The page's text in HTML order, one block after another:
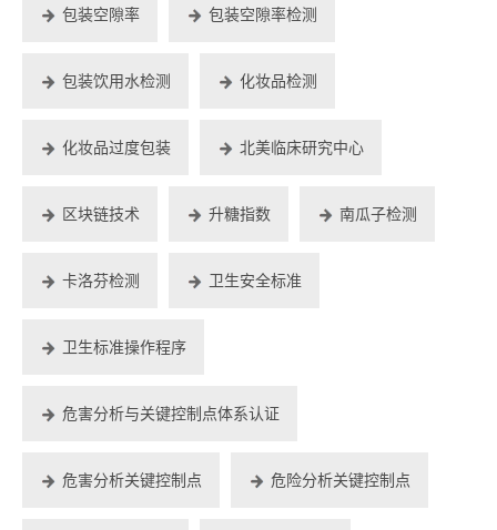
包装空隙率 包装空隙率检测
包装饮用水检测 化妆品检测
化妆品过度包装 北美临床研究中心
区块链技术 升糖指数 南瓜子检测
卡洛芬检测 卫生安全标准
卫生标准操作程序
危害分析与关键控制点体系认证
危害分析关键控制点 危险分析关键控制点